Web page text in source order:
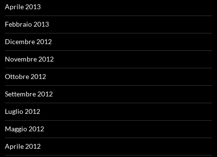
Aprile 2013
Febbraio 2013
Dicembre 2012
Novembre 2012
Ottobre 2012
Settembre 2012
Luglio 2012
Maggio 2012
Aprile 2012